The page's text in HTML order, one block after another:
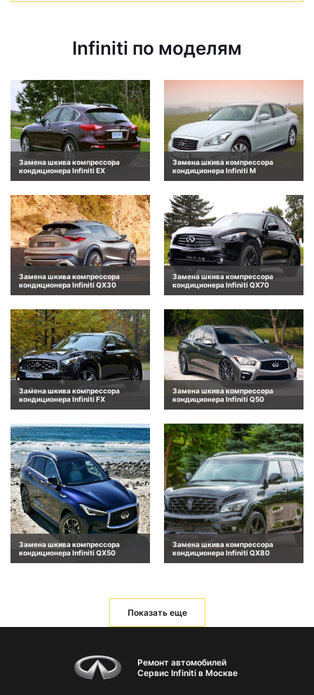
Infiniti по моделям
Замена шкива компрессора
кондиционера Infiniti EX
Замена шкива компрессора
кондиционера Infiniti M
Замена шкива компрессора
кондиционера Infiniti QX30
Замена шкива компрессора
кондиционера Infiniti QX70
Замена шкива компрессора
кондиционера Infiniti FX
Замена шкива компрессора
кондиционера Infiniti Q50
Замена шкива компрессора
кондиционера Infiniti QX50
Замена шкива компрессора
кондиционера Infiniti QX80
Показать еще
Ремонт автомобилей
Сервис Infiniti в Москве